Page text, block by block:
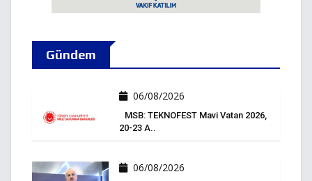
Gündem
06/08/2026
MSB: TEKNOFEST Mavi Vatan 2026,
20-23 A..
06/08/2026